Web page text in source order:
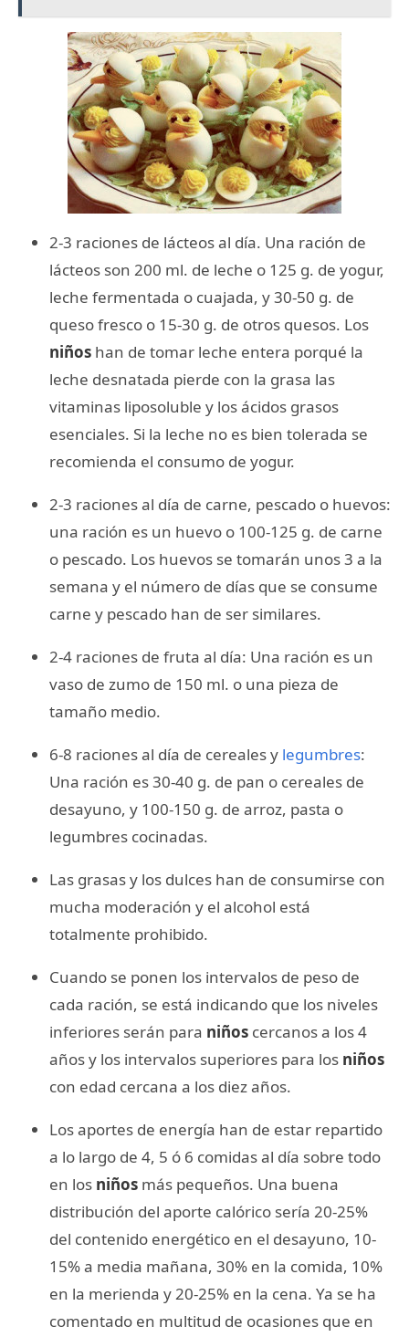
2-3 raciones de lácteos al día. Una ración de
lácteos son 200 ml. de leche o 125 g. de yogur,
leche fermentada o cuajada, y 30-50 g. de
queso fresco o 15-30 g. de otros quesos. Los
niños han de tomar leche entera porqué la
leche desnatada pierde con la grasa las
vitaminas liposoluble y los ácidos grasos
esenciales. Si la leche no es bien tolerada se
recomienda el consumo de yogur.
2-3 raciones al día de carne, pescado o huevos:
una ración es un huevo o 100-125 g. de carne
o pescado. Los huevos se tomarán unos 3 a la
semana y el número de días que se consume
carne y pescado han de ser similares.
2-4 raciones de fruta al día: Una ración es un
vaso de zumo de 150 ml. o una pieza de
tamaño medio.
6-8 raciones al día de cereales y legumbres:
Una ración es 30-40 g. de pan o cereales de
desayuno, y 100-150 g. de arroz, pasta o
legumbres cocinadas.
Las grasas y los dulces han de consumirse con
mucha moderación y el alcohol está
totalmente prohibido.
Cuando se ponen los intervalos de peso de
cada ración, se está indicando que los niveles
inferiores serán para niños cercanos a los 4
años y los intervalos superiores para los niños
con edad cercana a los diez años.
Los aportes de energía han de estar repartido
a lo largo de 4, 5 ó 6 comidas al día sobre todo
en los niños más pequeños. Una buena
distribución del aporte calórico sería 20-25%
del contenido energético en el desayuno, 10-
15% a media mañana, 30% en la comida, 10%
en la merienda y 20-25% en la cena. Ya se ha
comentado en multitud de ocasiones que en